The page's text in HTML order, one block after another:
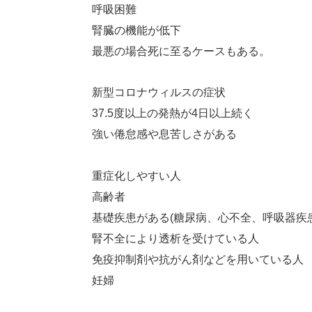
呼吸困難
腎臓の機能が低下
最悪の場合死に至るケースもある。
新型コロナウィルスの症状
37.5度以上の発熱が4日以上続く
強い倦怠感や息苦しさがある
重症化しやすい人
高齢者
基礎疾患がある(糖尿病、心不全、呼吸器疾
腎不全により透析を受けている人
免疫抑制剤や抗がん剤などを用いている人
妊婦